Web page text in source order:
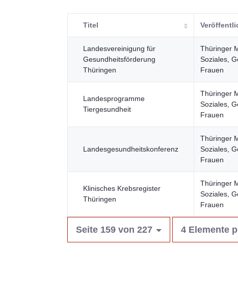
Titel
Landesvereinigung für
Gesundheitsförderung
Thüringen
Thüringer
Soziales,
Frauen
Landesprogramme
Tiergesundheit
Thüringer
Soziales,
Frauen
Landesgesundheitskonferenz
Thüringer
Soziales,
Frauen
Klinisches Krebsregister
Thüringen
Thüringer
Soziales,
Frauen
Seite 159 von 227 4 Elemente